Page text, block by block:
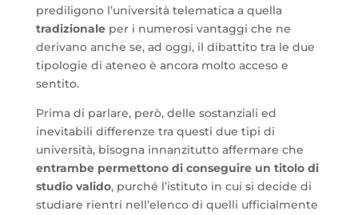
prediligono l’università telematica a quella
tradizionaleper i numerosi vantaggi che ne
derivano anche se, ad oggi, il dibattito tra le due
tipologie di ateneo è ancora molto acceso e
sentito.
Prima di parlare, però, delle sostanziali ed
inevitabili differenze tra questi due tipi di
università, bisogna innanzitutto affermare che
entrambe permettono di conseguire un titolo di
studio valido, purché l’istituto in cui si decide di
studiare rientri nell’elenco di quelli ufficialmente